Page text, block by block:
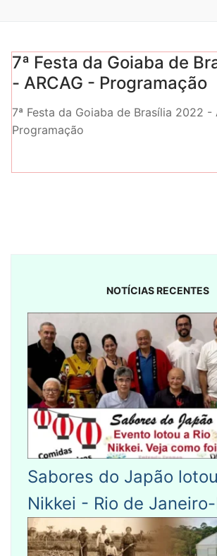
7ª Festa da Goiaba de
- ARCAG - Programação
7ª Festa da Goiaba de Brasília 2022 -
Programação
NOTÍCIAS RECENTES
Sabores do Japão
Nikkei - Rio de Janeiro-